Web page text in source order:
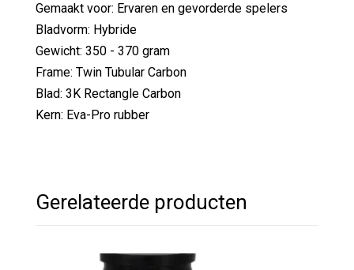
Gemaakt voor: Ervaren en gevorderde spelers
Bladvorm: Hybride
Gewicht: 350 - 370 gram
Frame: Twin Tubular Carbon
Blad: 3K Rectangle Carbon
Kern: Eva-Pro rubber
Gerelateerde producten